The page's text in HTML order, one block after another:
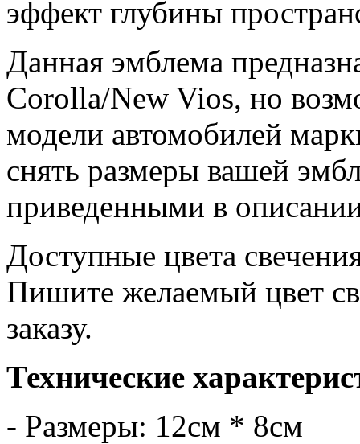
эффект глубины
Данная эмблема
Corolla/New Vios, но
модели автомобилей
снять размеры вашей
приведенными в
Доступные цвета
Пишите желаемый цвет
заказу.
Технические
- Размеры: 12см * 8см